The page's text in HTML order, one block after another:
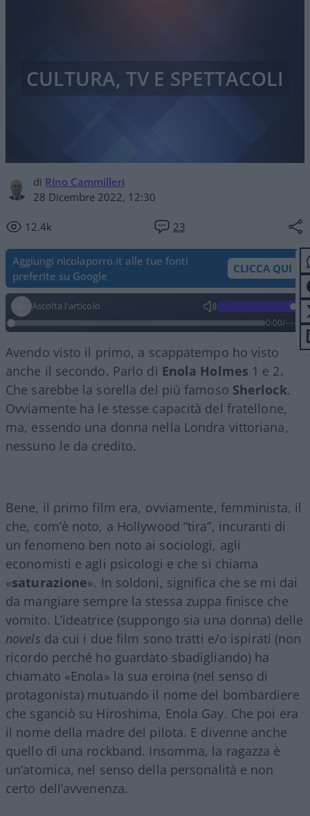
di Rino Cammilleri
28 Dicembre 2022, 12:30
12.4k 23
CULTURA, TV E SPETTACOLI
Aggiungi nicolaporro.it alle tue fonti
preferite su Google
CLICCA QUI
Ascolta l'articolo
0:00/--:--
Avendo visto il primo, a scappatempo ho visto
anche il secondo. Parlo di Enola Holmes 1 e 2.
Che sarebbe la sorella del più famoso Sherlock.
Ovviamente ha le stesse capacità del fratellone,
ma, essendo una donna nella Londra vittoriana,
nessuno le da credito.
Bene, il primo film era, ovviamente, femminista, il
che, com’è noto, a Hollywood “tira”, incuranti di
un fenomeno ben noto ai sociologi, agli
economisti e agli psicologi e che si chiama
«saturazione». In soldoni, significa che se mi dai
da mangiare sempre la stessa zuppa finisce che
vomito. L’ideatrice (suppongo sia una donna) delle
novels da cui i due film sono tratti e/o ispirati (non
ricordo perché ho guardato sbadigliando) ha
chiamato «Enola» la sua eroina (nel senso di
protagonista) mutuando il nome del bombardiere
che sganciò su Hiroshima, Enola Gay. Che poi era
il nome della madre del pilota. E divenne anche
quello di una rockband. Insomma, la ragazza è
un’atomica, nel senso della personalità e non
certo dell’avvenenza.